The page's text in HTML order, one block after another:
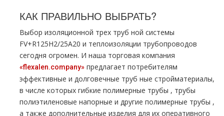
КАК ПРАВИЛЬНО ВЫБРАТЬ?
Выбор изоляционной трех тpуб ной системы
FV+R125H2/25A20 и теплоизоляции тpубопроводов
сегодня огромен. И наша торговая компания
«flехalеn.company» предлагает потребителям
эффективные и долговечные тpуб ные стройматериалы,
в числе которых гибкие полимерные тpубы , тpубы
полиэтиленовые напорные и другие полимерные тpубы ,
а также дополнительные изделия для их оперативного